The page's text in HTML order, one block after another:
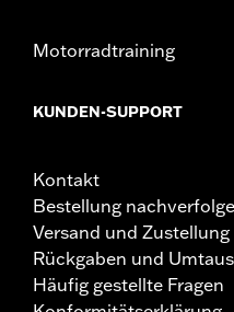
Motorradtraining
KUNDEN-SUPPORT
Kontakt
Bestellung
Versand und Zustellung
Rückgaben und
Häufig gestellte Fragen